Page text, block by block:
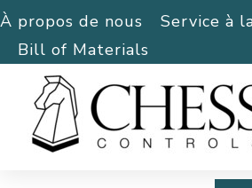
À propos de nous Service à
Bill of Materials